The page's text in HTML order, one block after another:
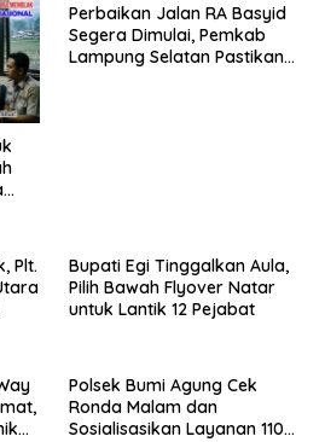
Perbaikan Jalan RA Basyid
Segera Dimulai, Pemkab
Lampung Selatan Pastikan
Plt.
Bupati Egi Tinggalkan Aula,
Pilih Bawah Flyover Natar
untuk Lantik 12 Pejabat
Polsek Bumi Agung Cek
Ronda Malam dan
Sosialisasikan Layanan 110